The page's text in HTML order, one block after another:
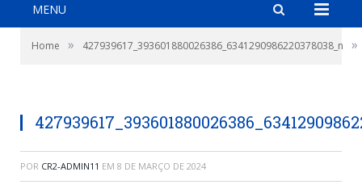
MENU
Home » 427939617_393601880026386_6341290986220378038_n »
POR CR2-ADMIN11 EM 8 DE MARÇO DE 2024